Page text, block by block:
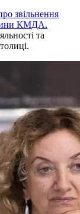
звільнення
КМДА.
та